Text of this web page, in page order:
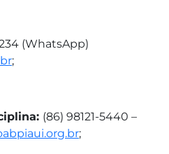
(WhatsApp)
;
(86) 98121-5440 –
;